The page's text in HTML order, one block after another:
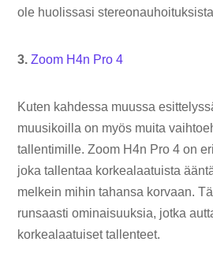
ole huolissasi
3.Zoom H4n Pro 4
Kuten kahdessa muussa
muusikoilla on myös muita
tallentimille. Zoom H4n Pro 4 on
joka tallentaa korkealaatuista
melkein mihin tahansa korvaan.
runsaasti ominaisuuksia, jotka
korkealaatuiset tallenteet.